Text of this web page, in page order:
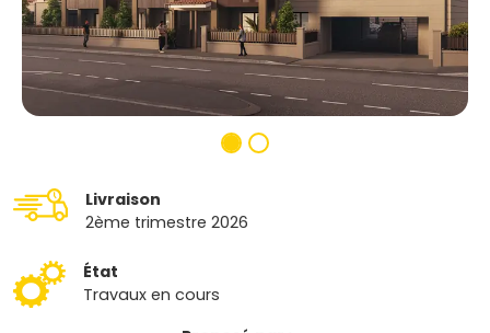
Livraison
2ème trimestre 2026
État
Travaux en cours